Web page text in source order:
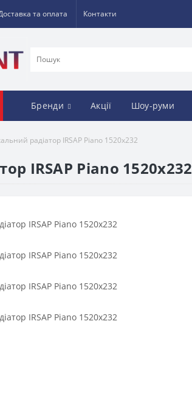
та оплата Контакти
Бренди Акції Шоу-руми
радіатор IRSAP Piano 1520x232
IRSAP Piano 1520x232